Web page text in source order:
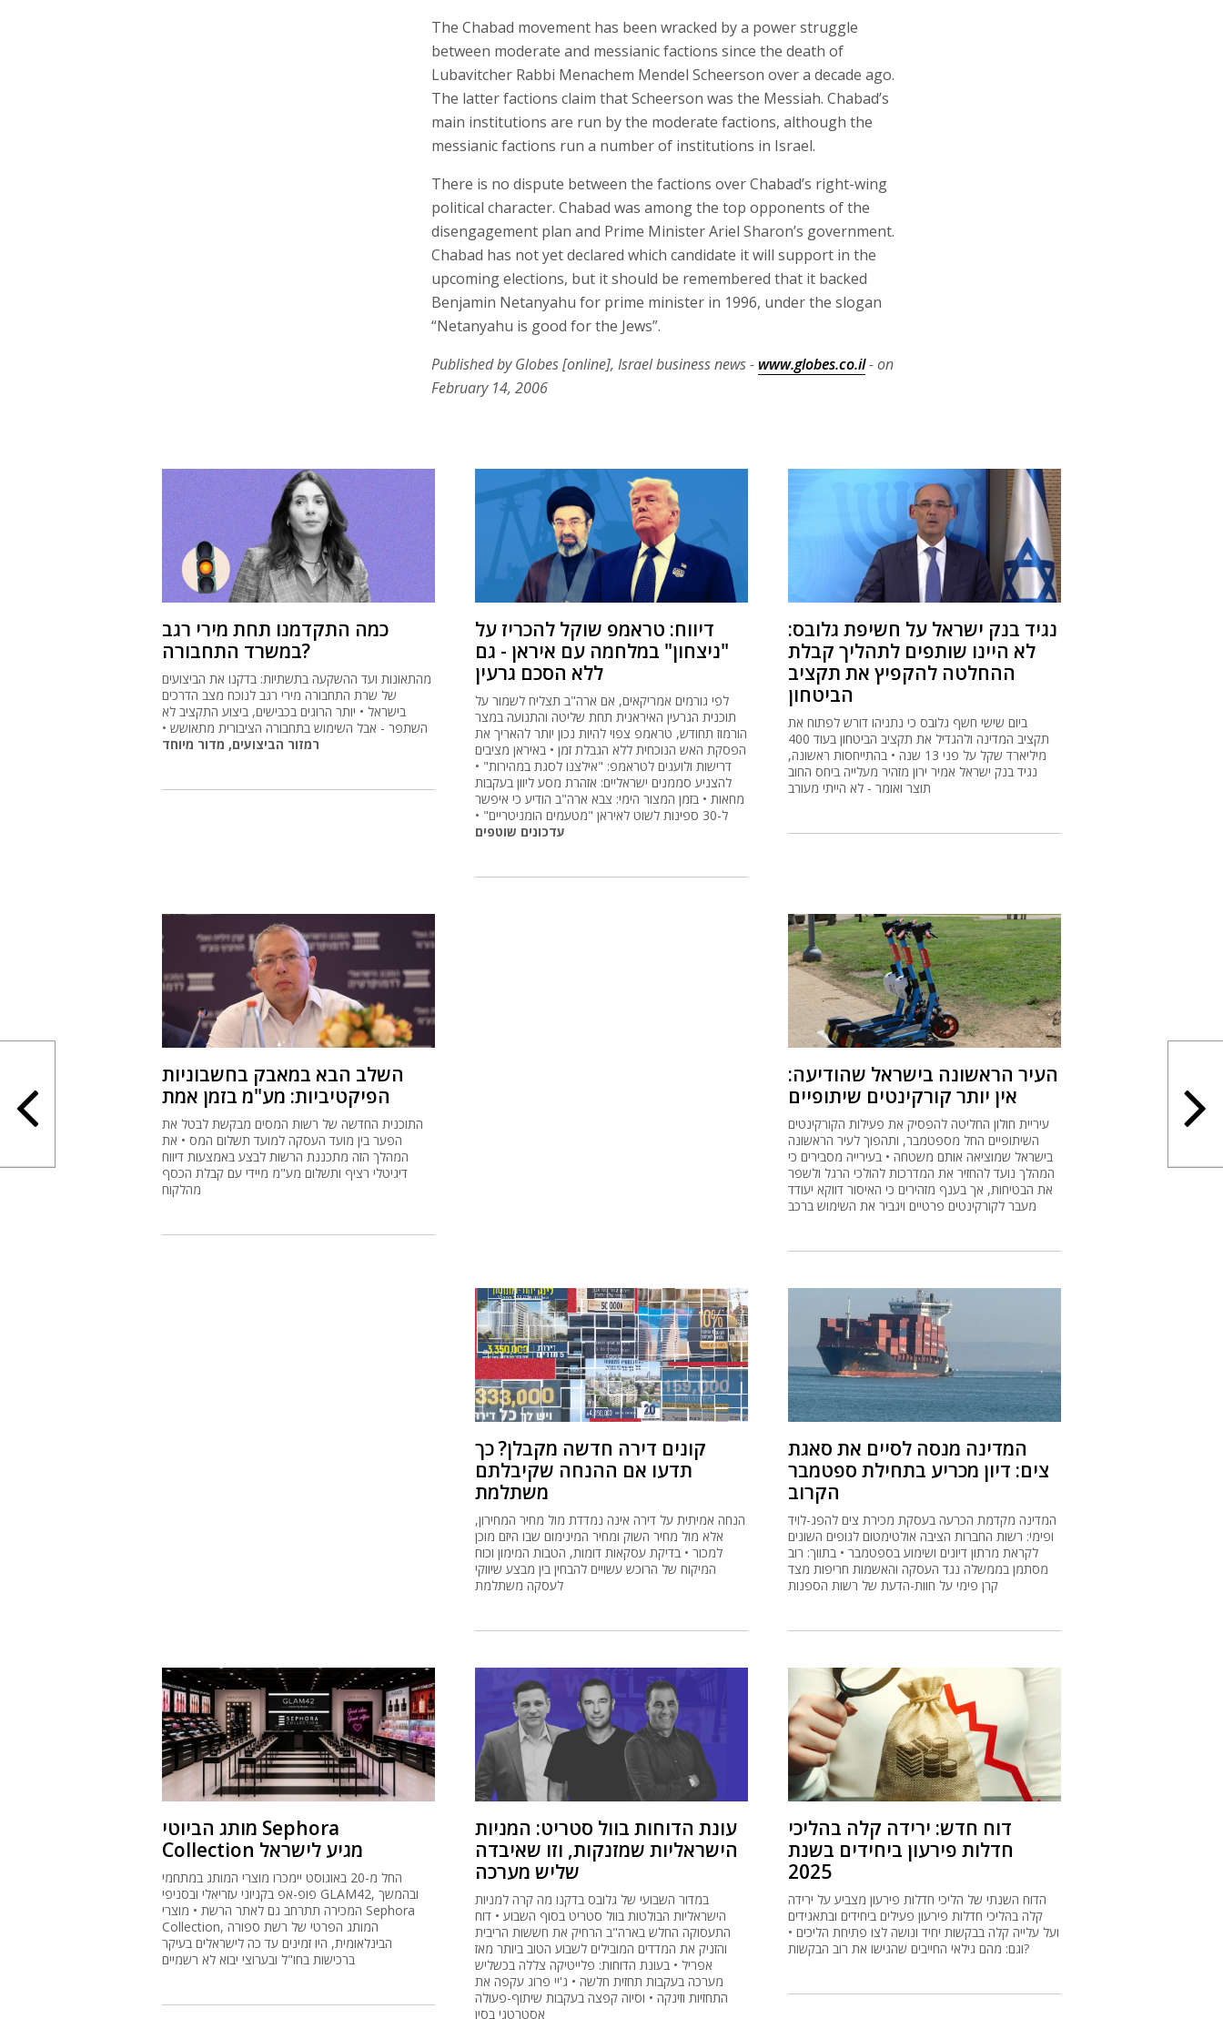
The Chabad movement has been wracked by a power struggle
between moderate and messianic factions since the death of
Lubavitcher Rabbi Menachem Mendel Scheerson over a decade ago.
The latter factions claim that Scheerson was the Messiah. Chabad’s
main institutions are run by the moderate factions, although the
messianic factions run a number of institutions in Israel.
There is no dispute between the factions over Chabad’s right-wing
political character. Chabad was among the top opponents of the
disengagement plan and Prime Minister Ariel Sharon’s government.
Chabad has not yet declared which candidate it will support in the
upcoming elections, but it should be remembered that it backed
Benjamin Netanyahu for prime minister in 1996, under the slogan
“Netanyahu is good for the Jews”.
Published by Globes [online], Israel business news - www.globes.co.il- on
February 14, 2006
כמה התקדמנו תחת מירי רגב
במשרד התחבורה?
מהתאונות ועד ההשקעה בתשתיות: בדקנו את הביצועים
של שרת התחבורה מירי רגב לנוכח מצב הדרכים
בישראל • יותר הרוגים בכבישים, ביצוע התקציב לא
השתפר - אבל השימוש בתחבורה הציבורית מתאושש •
רמזור הביצועים, מדור מיוחד
דיווח: טראמפ שוקל להכריז על
"ניצחון" במלחמה עם איראן - גם
ללא הסכם גרעין
לפי גורמים אמריקאים, אם ארה"ב תצליח לשמור על
תוכנית הגרעין האיראנית תחת שליטה והתנועה במצר
הורמוז תחודש, טראמפ צפוי להיות נכון יותר להאריך את
הפסקת האש הנוכחית ללא הגבלת זמן • באיראן מציבים
דרישות ולועגים לטראמפ: "אילצנו לסגת במהירות" •
להצניע סממנים ישראליים: אזהרת מסע ליוון בעקבות
מחאות • בזמן המצור הימי: צבא ארה"ב הודיע כי איפשר
ל-30 ספינות לשוט לאיראן "מטעמים הומניטריים" •
עדכונים שוטפים
נגיד בנק ישראל על חשיפת גלובס:
לא היינו שותפים לתהליך קבלת
ההחלטה להקפיץ את תקציב
הביטחון
ביום שישי חשף גלובס כי נתניהו דורש לפתוח את
תקציב המדינה ולהגדיל את תקציב הביטחון בעוד 400
מיליארד שקל על פני 13 שנה • בהתייחסות ראשונה,
נגיד בנק ישראל אמיר ירון מזהיר מעלייה ביחס החוב
תוצר ואומר - לא הייתי מעורב
השלב הבא במאבק בחשבוניות
הפיקטיביות: מע"מ בזמן אמת
התוכנית החדשה של רשות המסים מבקשת לבטל את
הפער בין מועד העסקה למועד תשלום המס • את
המהלך הזה מתכננת הרשות לבצע באמצעות דיווח
דיגיטלי רציף ותשלום מע"מ מיידי עם קבלת הכסף
מהלקוח
העיר הראשונה בישראל שהודיעה:
אין יותר קורקינטים שיתופיים
עיריית חולון החליטה להפסיק את פעילות הקורקינטים
השיתופיים החל מספטמבר, ותהפוך לעיר הראשונה
בישראל שמוציאה אותם משטחה • בעירייה מסבירים כי
המהלך נועד להחזיר את המדרכות להולכי הרגל ולשפר
את הבטיחות, אך בענף מזהירים כי האיסור דווקא יעודד
מעבר לקורקינטים פרטיים ויגביר את השימוש ברכב
קונים דירה חדשה מקבלן? כך
תדעו אם ההנחה שקיבלתם
משתלמת
הנחה אמיתית על דירה אינה נמדדת מול מחיר המחירון,
אלא מול מחיר השוק ומחיר המינימום שבו היזם מוכן
למכור • בדיקת עסקאות דומות, הטבות המימון וכוח
המיקוח של הרוכש עשויים להבחין בין מבצע שיווקי
לעסקה משתלמת
המדינה מנסה לסיים את סאגת
צים: דיון מכריע בתחילת ספטמבר
הקרוב
המדינה מקדמת הכרעה בעסקת מכירת צים להפג-לויד
ופימי: רשות החברות הציבה אולטימטום לגופים השונים
לקראת מרתון דיונים ושימוע בספטמבר • בתווך: רוב
מסתמן בממשלה נגד העסקה והאשמות חריפות מצד
קרן פימי על חוות-הדעת של רשות הספנות
מותג הביוטי Sephora
Collection מגיע לישראל
החל מ-20 באוגוסט יימכרו מוצרי המותג במתחמי
פופ-אפ בקניוני עזריאלי ובסניפי GLAM42, ובהמשך
המכירה תתרחב גם לאתר הרשת • מוצרי Sephora
Collection, המותג הפרטי של רשת ספורה
הבינלאומית, היו זמינים עד כה לישראלים בעיקר
ברכישות בחו"ל ובערוצי יבוא לא רשמיים
עונת הדוחות בוול סטריט: המניות
הישראליות שמזנקות, וזו שאיבדה
שליש מערכה
במדור השבועי של גלובס בדקנו מה קרה למניות
הישראליות הבולטות בוול סטריט בסוף השבוע • דוח
התעסוקה החלש בארה"ב הרחיק את חששות הריבית
והזניק את המדדים המובילים לשבוע הטוב ביותר מאז
אפריל • בעונת הדוחות: פלייטיקה צללה בכשליש
מערכה בעקבות תחזית חלשה • ג'יי פרוג עקפה את
התחזיות וזינקה • וסיוה קפצה בעקבות שיתוף-פעולה
אסטרטגי בסין
דוח חדש: ירידה קלה בהליכי
חדלות פירעון ביחידים בשנת
2025
הדוח השנתי של הליכי חדלות פירעון מצביע על ירידה
קלה בהליכי חדלות פירעון פעילים ביחידים ובתאגידים
ועל עלייה קלה בבקשות יחיד ונושה לצו פתיחת הליכים •
וגם: מהם גילאי החייבים שהגישו את רוב הבקשות?